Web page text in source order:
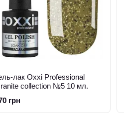
лак Oxxi Professional
collection №5 10 мл.
грн